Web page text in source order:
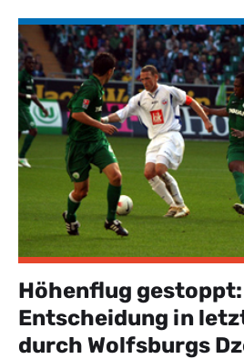
Höhenflug gestoppt:
Entscheidung in
durch Wolfsburgs